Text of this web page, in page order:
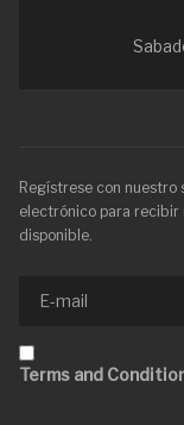
Regístrese con
electrónico para recibir
disponible.
Terms and